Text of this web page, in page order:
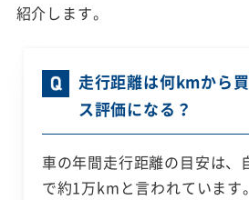
紹介します。
走行距離は何kmから
ス評価になる？
車の年間走行距離の目安は、
で約1万kmと言われています